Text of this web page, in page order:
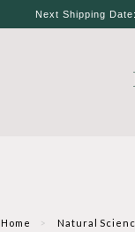
Next Shipping
Home Natural